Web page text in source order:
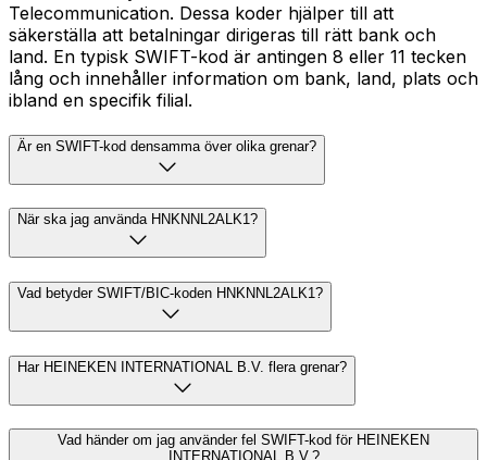
Telecommunication. Dessa koder hjälper till att
säkerställa att betalningar dirigeras till rätt bank och
land. En typisk SWIFT-kod är antingen 8 eller 11 tecken
lång och innehåller information om bank, land, plats och
ibland en specifik filial.
Är en SWIFT-kod densamma över olika grenar?
När ska jag använda HNKNNL2ALK1?
Vad betyder SWIFT/BIC-koden HNKNNL2ALK1?
Har HEINEKEN INTERNATIONAL B.V. flera grenar?
Vad händer om jag använder fel SWIFT-kod för HEINEKEN
INTERNATIONAL B.V.?